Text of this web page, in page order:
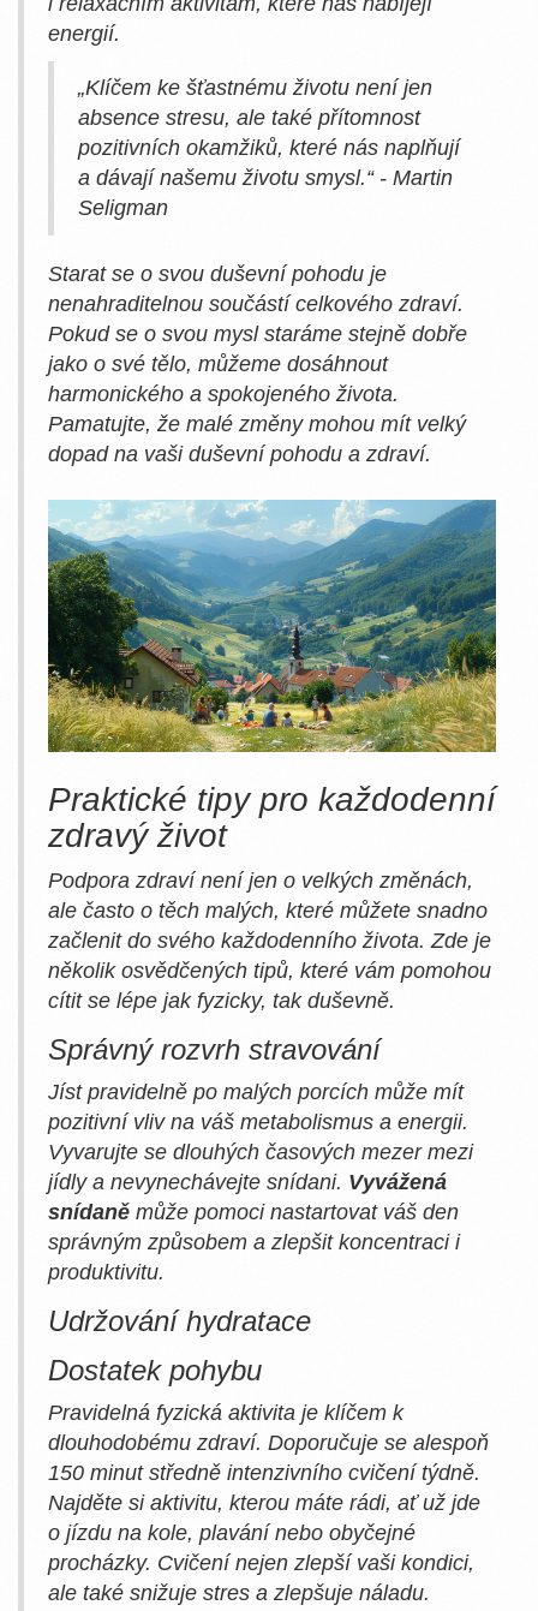
energií.
„Klíčem ke šťastnému životu není jen
absence stresu, ale také přítomnost
pozitivních okamžiků, které nás naplňují
a dávají našemu životu smysl.“ - Martin
Seligman
Starat se o svou duševní pohodu je
nenahraditelnou součástí celkového zdraví.
Pokud se o svou mysl staráme stejně dobře
jako o své tělo, můžeme dosáhnout
harmonického a spokojeného života.
Pamatujte, že malé změny mohou mít velký
dopad na vaši duševní pohodu a zdraví.
Praktické tipy pro každodenní
zdravý život
Podpora zdraví není jen o velkých změnách,
ale často o těch malých, které můžete snadno
začlenit do svého každodenního života. Zde je
několik osvědčených tipů, které vám pomohou
cítit se lépe jak fyzicky, tak duševně.
Správný rozvrh stravování
Jíst pravidelně po malých porcích může mít
pozitivní vliv na váš metabolismus a energii.
Vyvarujte se dlouhých časových mezer mezi
jídly a nevynechávejte snídani. Vyvážená
snídaně může pomoci nastartovat váš den
správným způsobem a zlepšit koncentraci i
produktivitu.
Udržování hydratace
Dostatek pohybu
Pravidelná fyzická aktivita je klíčem k
dlouhodobému zdraví. Doporučuje se alespoň
150 minut středně intenzivního cvičení týdně.
Najděte si aktivitu, kterou máte rádi, ať už jde
o jízdu na kole, plavání nebo obyčejné
procházky. Cvičení nejen zlepší vaši kondici,
ale také snižuje stres a zlepšuje náladu.